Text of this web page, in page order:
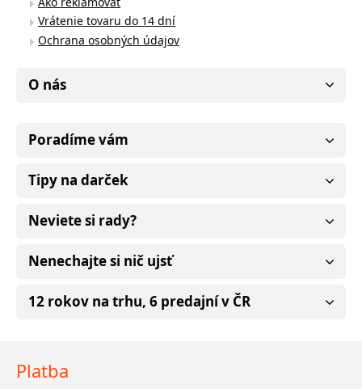
Vrátenie tovaru do 14 dní
Ochrana osobných údajov
O nás
Poradíme vám
Tipy na darček
Neviete si rady?
Nenechajte si nič ujsť
12 rokov na trhu, 6 predajní v ČR
Platba